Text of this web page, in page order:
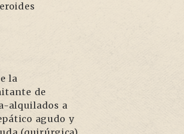
la
de
alquilados a
agudo y